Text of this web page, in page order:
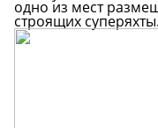
одно из мест
строящих суперяхты.